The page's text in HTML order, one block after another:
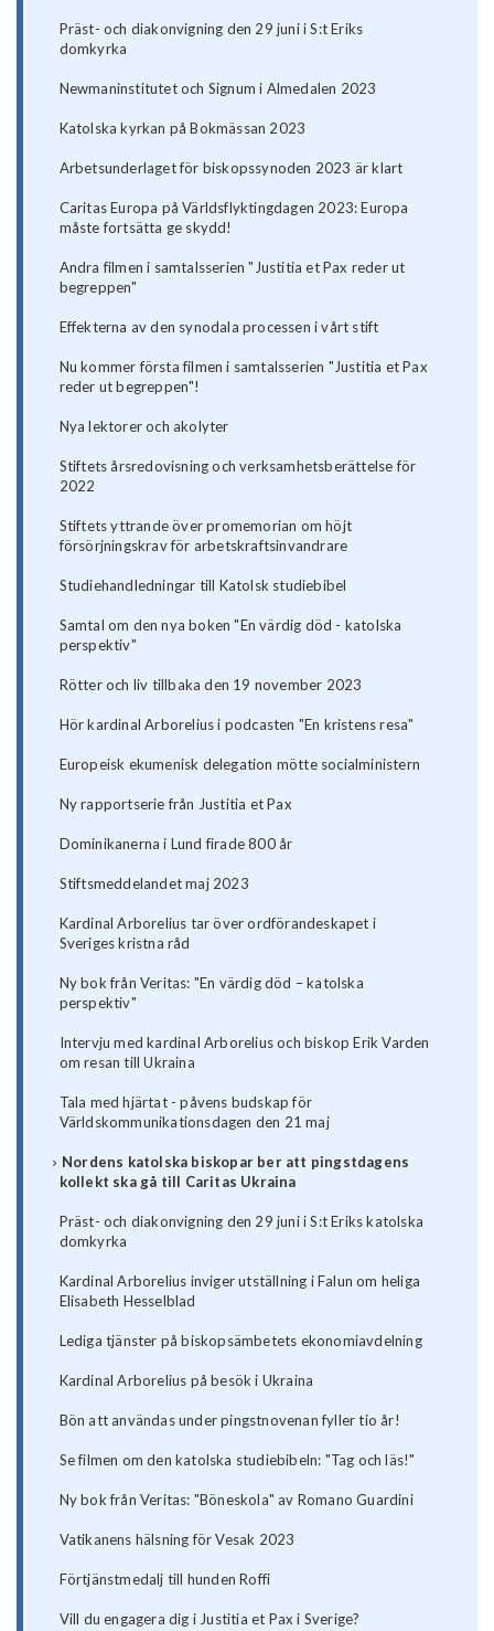
Präst- och diakonvigning den 29 juni i S:t Eriks
domkyrka
Newmaninstitutet och Signum i Almedalen 2023
Katolska kyrkan på Bokmässan 2023
Arbetsunderlaget för biskopssynoden 2023 är klart
Caritas Europa på Världsflyktingdagen 2023: Europa
måste fortsätta ge skydd!
Andra filmen i samtalsserien "Justitia et Pax reder ut
begreppen"
Effekterna av den synodala processen i vårt stift
Nu kommer första filmen i samtalsserien "Justitia et Pax
reder ut begreppen"!
Nya lektorer och akolyter
Stiftets årsredovisning och verksamhetsberättelse för
2022
Stiftets yttrande över promemorian om höjt
försörjningskrav för arbetskraftsinvandrare
Studiehandledningar till Katolsk studiebibel
Samtal om den nya boken "En värdig död - katolska
perspektiv"
Rötter och liv tillbaka den 19 november 2023
Hör kardinal Arborelius i podcasten "En kristens resa"
Europeisk ekumenisk delegation mötte socialministern
Ny rapportserie från Justitia et Pax
Dominikanerna i Lund firade 800 år
Stiftsmeddelandet maj 2023
Kardinal Arborelius tar över ordförandeskapet i
Sveriges kristna råd
Ny bok från Veritas: "En värdig död – katolska
perspektiv"
Intervju med kardinal Arborelius och biskop Erik Varden
om resan till Ukraina
Tala med hjärtat - påvens budskap för
Världskommunikationsdagen den 21 maj
Nordens katolska biskopar ber att pingstdagens
kollekt ska gå till Caritas Ukraina
Präst- och diakonvigning den 29 juni i S:t Eriks katolska
domkyrka
Kardinal Arborelius inviger utställning i Falun om heliga
Elisabeth Hesselblad
Lediga tjänster på biskopsämbetets ekonomiavdelning
Kardinal Arborelius på besök i Ukraina
Bön att användas under pingstnovenan fyller tio år!
Se filmen om den katolska studiebibeln: "Tag och läs!"
Ny bok från Veritas: "Böneskola" av Romano Guardini
Vatikanens hälsning för Vesak 2023
Förtjänstmedalj till hunden Roffi
Vill du engagera dig i Justitia et Pax i Sverige?